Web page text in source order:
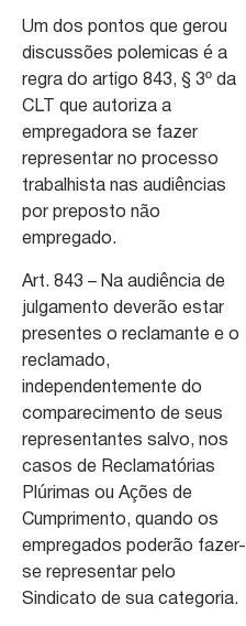
Um dos pontos que gerou
discussões polemicas é a
regra do artigo 843, § 3º da
CLT que autoriza a
empregadora se fazer
representar no processo
trabalhista nas audiências
por preposto não
empregado.
Art. 843 – Na audiência de
julgamento deverão estar
presentes o reclamante e o
reclamado,
independentemente do
comparecimento de seus
representantes salvo, nos
casos de Reclamatórias
Plúrimas ou Ações de
Cumprimento, quando os
empregados poderão fazer-
se representar pelo
Sindicato de sua categoria.